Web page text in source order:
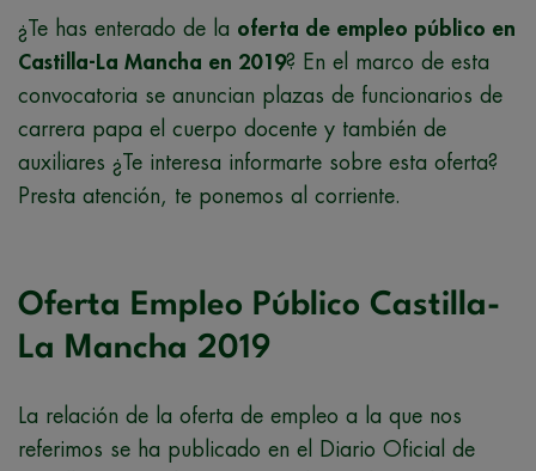
¿Te has enterado de la oferta de empleo público en
Castilla-La Mancha en 2019? En el marco de esta
convocatoria se anuncian plazas de funcionarios de
carrera papa el cuerpo docente y también de
auxiliares ¿Te interesa informarte sobre esta oferta?
Presta atención, te ponemos al corriente.
Oferta Empleo Público Castilla-
La Mancha 2019
La relación de la oferta de empleo a la que nos
referimos se ha publicado en el Diario Oficial de